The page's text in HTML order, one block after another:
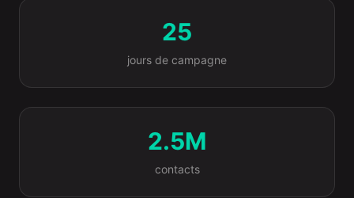
25
jours de campagne
2.5M
contacts